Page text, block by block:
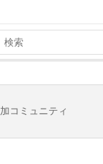
コミュニティ